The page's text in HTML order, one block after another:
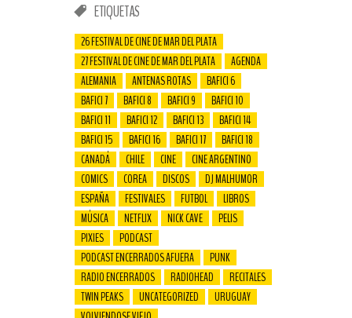
ETIQUETAS
26 FESTIVAL DE CINE DE MAR DEL PLATA
27 FESTIVAL DE CINE DE MAR DEL PLATA
AGENDA
ALEMANIA
ANTENAS ROTAS
BAFICI 6
BAFICI 7
BAFICI 8 BAFICI 9
BAFICI 10
BAFICI 11
BAFICI 12 BAFICI 13
BAFICI 14
BAFICI 15
BAFICI 16 BAFICI 17
BAFICI 18
CANADÁ
CHILE CINE
CINE ARGENTINO
COMICS
COREA DISCOS
DJ MALHUMOR
ESPAÑA
FESTIVALES FUTBOL
LIBROS
MÚSICA
NETFLIX NICK CAVE
PELIS
PIXIES
PODCAST
PODCAST ENCERRADOS AFUERA
PUNK
RADIO ENCERRADOS
RADIOHEAD
RECITALES
TWIN PEAKS
UNCATEGORIZED
URUGUAY